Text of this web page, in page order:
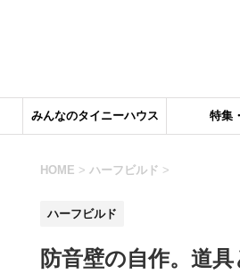
みんなのタイニーハウス 特集
HOME > ハーフビルド >
ハーフビルド
防音壁の自作。道